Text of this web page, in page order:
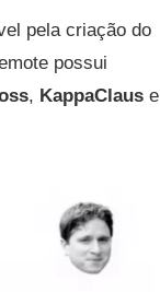
pela criação do
possui
, KappaClaus e